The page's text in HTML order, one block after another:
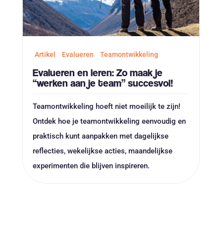
Artikel Evalueren Teamontwikkeling
Evalueren en leren: Zo maak je
“werken aan je team” succesvol!
Teamontwikkeling hoeft niet moeilijk te zijn!
Ontdek hoe je teamontwikkeling eenvoudig en
praktisch kunt aanpakken met dagelijkse
reflecties, wekelijkse acties, maandelijkse
experimenten die blijven inspireren.